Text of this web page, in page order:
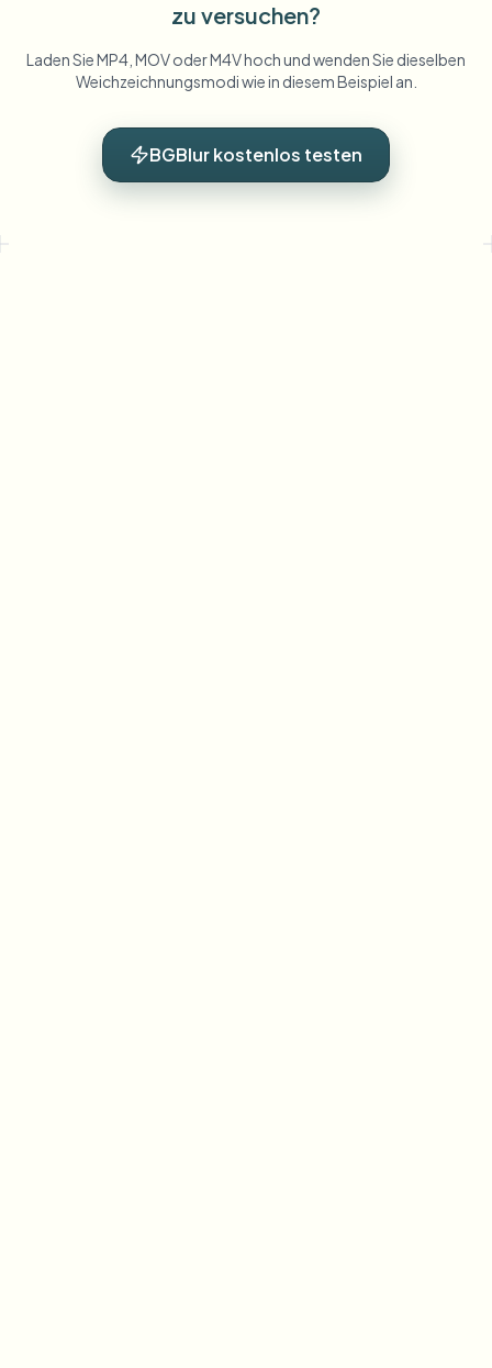
zu versuchen?
Laden Sie MP4, MOV oder M4V hoch und wenden Sie dieselben
Weichzeichnungsmodi wie in diesem Beispiel an.
BGBlur kostenlos testen